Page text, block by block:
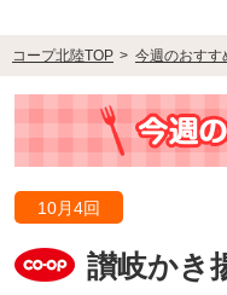
コープ北陸TOP > 今週のおすす
10月4回
讃岐かき